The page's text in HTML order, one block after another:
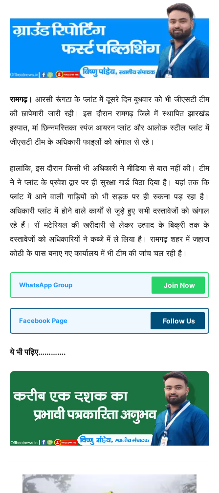
रामगढ़। आरसी रूंगटा के प्लांट में दूसरे दिन बुधवार को भी जीएसटी टीम
की छापेमारी जारी रही। इस दौरान रामगढ़ जिले में स्थापित झारखंड
इस्पात, मां छिन्नमस्तिका स्पंज आयरन प्लांट और आलोक स्टील प्लांट में
जीएसटी टीम के अधिकारी फाइलों को खंगाल से रहे।
हालांकि, इस दौरान किसी भी अधिकारी ने मीडिया से बात नहीं की। टीम
ने ने प्लांट के प्रवेश द्वार पर ही सुरक्षा गार्ड बिठा दिया है। यहां तक कि
प्लांट में आने वाली गाड़ियों को भी सड़क पर ही रुकना पड़ रहा है।
अधिकारी प्लांट में होने वाले कार्यों से जुड़े हुए सभी दस्तावेजों को खंगाल
रहे हैं। रॉ मटेरियल की खरीदारी से लेकर उत्पाद के बिक्री तक के
दस्तावेजों को अधिकारियों ने कब्जे में ले लिया है। रामगढ़ शहर में जहाज
कोठी के पास बनाए गए कार्यालय में भी टीम की जांच चल रही है।
WhatsApp Group Join Now
Facebook Page Follow Us
ये भी पढ़िए………….